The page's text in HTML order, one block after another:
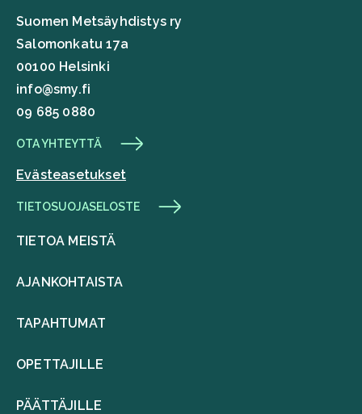
Suomen Metsäyhdistys ry
Salomonkatu 17a
00100 Helsinki
info@smy.fi
09 685 0880
OTA YHTEYTTÄ
Evästeasetukset
TIETOSUOJASELOSTE
TIETOA MEISTÄ
AJANKOHTAISTA
TAPAHTUMAT
OPETTAJILLE
PÄÄTTÄJILLE